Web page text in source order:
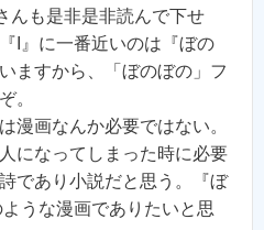
んも是非是非読んで下せ
I』に一番近いのは『ぼの
ますから、「ぼのぼの」フ
。
漫画なんか必要ではない。
になってしまった時に必要
であり小説だと思う。『ぼ
うな漫画でありたいと思